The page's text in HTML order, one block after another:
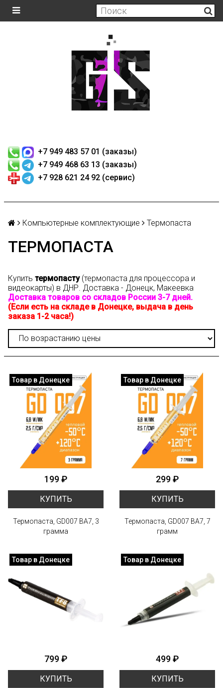
+7 949 483 57 01 (заказы)
+7 949 468 63 13 (заказы)
+7 928 621 24 92 (сервис)
Компьютерные комплектующие Термопаста
ТЕРМОПАСТА
Купить термопасту (термопаста для процессора и
видеокарты) в ДНР. Доставка - Донецк, Макеевка
Доставка товаров со складов России 3-7 дней.
(Если есть на складе в Донецке, выдача в день
заказа 1-2 часа!)
Товар в Донецке
199 ₽
КУПИТЬ
Термопаста, GD007 BA7, 3
грамма
Товар в Донецке
299 ₽
КУПИТЬ
Термопаста, GD007 BA7, 7
грамм
Товар в Донецке
799 ₽
КУПИТЬ
Товар в Донецке
499 ₽
КУПИТЬ